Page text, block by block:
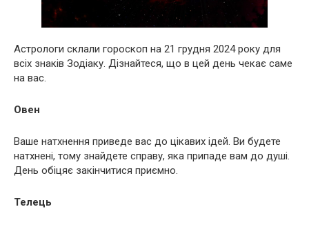
Астрологи склали гороскоп на 21 грудня 2024 року для
всіх знаків Зодіаку. Дізнайтеся, що в цей день чекає саме
на вас.
Овен
Ваше натхнення приведе вас до цікавих ідей. Ви будете
натхнені, тому знайдете справу, яка припаде вам до душі.
День обіцяє закінчитися приємно.
Телець